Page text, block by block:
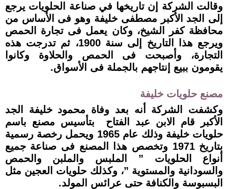
وقالت الشركة إن تاريخها في صناعة الحلويات يرجع
إلى الجد الأكبر مصطفى خليفة وهو فى الأساس من
محافظة كفر الشيخ، وكان يعمل فى تجارة الحمص
ويرجع هذا التاريخ إلى سنة 1900، ثم تدرجت هذه
التجارة، وأصبحت فى الحمص والحلاوة وكانوا
يقومون ببيع إنتاجهم بالجملة فى الأسواق.
مصنع حلويات خليفة
وكشفت الشركة أنه بعد وفاة محمود خليفة الجد
الأكبر قام الابن عبد الفتاح بتأسيس مصنع باسم
حلويات خليفة وذلك عام 1965 ويحمل رخصة رسمية
بتاريخ 1971 وتخصص هذا المصنع فى صناعة جميع
أنواع الحلويات ” الملبس والملبن والحمص
والسودانية والمستوية ”، وكذلك حلويات العجين مثل
البسبوسة والكنافة حتى عرائس المولد.